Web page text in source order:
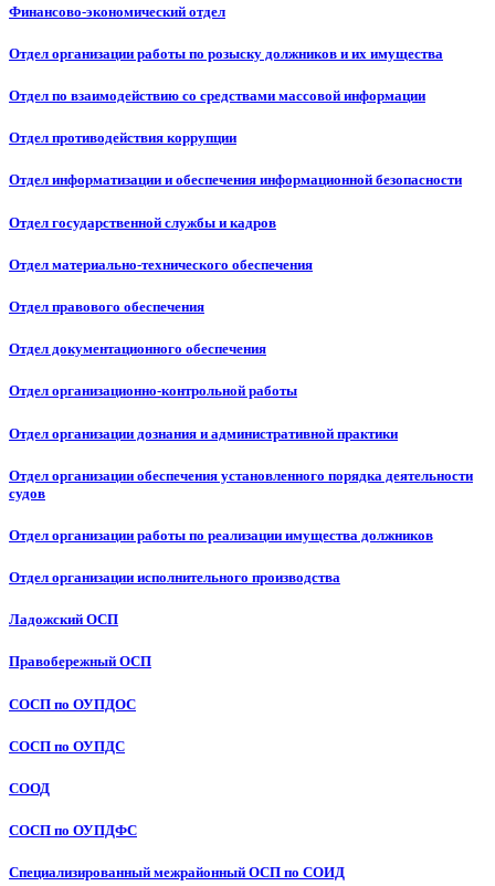
Финансово-экономический отдел
Отдел организации работы по розыску должников и их имущества
Отдел по взаимодействию со средствами массовой информации
Отдел противодействия коррупции
Отдел информатизации и обеспечения информационной безопасности
Отдел государственной службы и кадров
Отдел материально-технического обеспечения
Отдел правового обеспечения
Отдел документационного обеспечения
Отдел организационно-контрольной работы
Отдел организации дознания и административной практики
Отдел организации обеспечения установленного порядка деятельности
судов
Отдел организации работы по реализации имущества должников
Отдел организации исполнительного производства
Ладожский ОСП
Правобережный ОСП
СОСП по ОУПДОС
СОСП по ОУПДС
СООД
СОСП по ОУПДФС
Специализированный межрайонный ОСП по СОИД